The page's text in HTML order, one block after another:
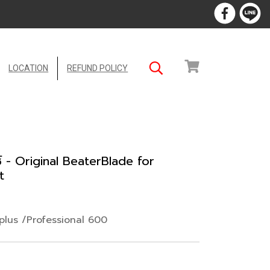
LOCATION REFUND POLICY
- Original BeaterBlade for
/Professional 600